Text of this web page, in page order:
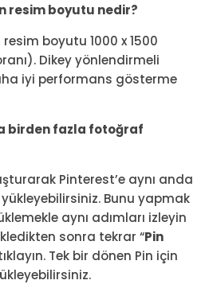
resim boyutu nedir?
boyutu 1000 x 1500
Dikey yönlendirmeli
iyi performans gösterme
birden fazla fotoğraf
Pinterest’e aynı anda
Bunu yapmak
aynı adımları izleyin
sonra tekrar “Pin
Tek bir dönen Pin için